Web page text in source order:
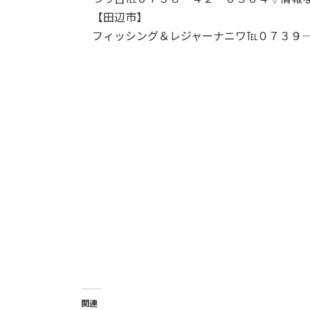
【田辺市】
フィッシング＆レジャーナニワ℡０７３９
関連